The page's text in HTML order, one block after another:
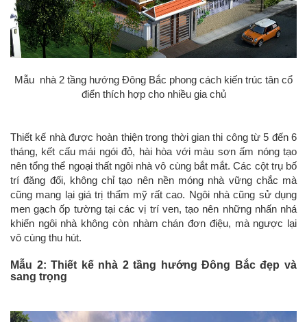
Mẫu nhà 2 tầng hướng Đông Bắc phong cách kiến trúc tân cổ
điển thích hợp cho nhiều gia chủ
Thiết kế nhà được hoàn thiện trong thời gian thi công từ 5 đến 6
tháng, kết cấu mái ngói đỏ, hài hòa với màu sơn ấm nóng tạo
nên tổng thể ngoại thất ngôi nhà vô cùng bắt mắt. Các cột trụ bố
trí đăng đối, không chỉ tạo nên nền móng nhà vững chắc mà
cũng mang lại giá trị thẩm mỹ rất cao. Ngôi nhà cũng sử dụng
men gạch ốp tường tại các vị trí ven, tạo nên những nhấn nhá
khiến ngôi nhà không còn nhàm chán đơn điệu, mà ngược lại
vô cùng thu hút.
Mẫu 2: Thiết kế nhà 2 tầng hướng Đông Bắc đẹp và
sang trọng